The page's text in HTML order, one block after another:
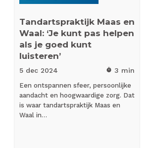
Tandartspraktijk Maas en
Waal: ‘Je kunt pas helpen
als je goed kunt
luisteren’
5 dec 2024 timer 3 min
Een ontspannen sfeer, persoonlijke
aandacht en hoogwaardige zorg. Dat
is waar tandartspraktijk Maas en
Waal in…